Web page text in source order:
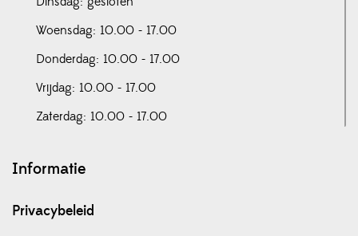
Woensdag: 10.00 - 17.00
Donderdag: 10.00 - 17.00
Vrijdag: 10.00 - 17.00
Zaterdag: 10.00 - 17.00
Informatie
Privacybeleid